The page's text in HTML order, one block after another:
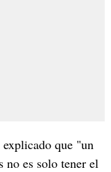
que "un
es solo tener el